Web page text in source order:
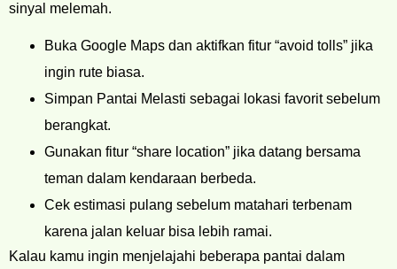
sinyal melemah.
Buka Google Maps dan aktifkan fitur “avoid tolls” jika
ingin rute biasa.
Simpan Pantai Melasti sebagai lokasi favorit sebelum
berangkat.
Gunakan fitur “share location” jika datang bersama
teman dalam kendaraan berbeda.
Cek estimasi pulang sebelum matahari terbenam
karena jalan keluar bisa lebih ramai.
Kalau kamu ingin menjelajahi beberapa pantai dalam